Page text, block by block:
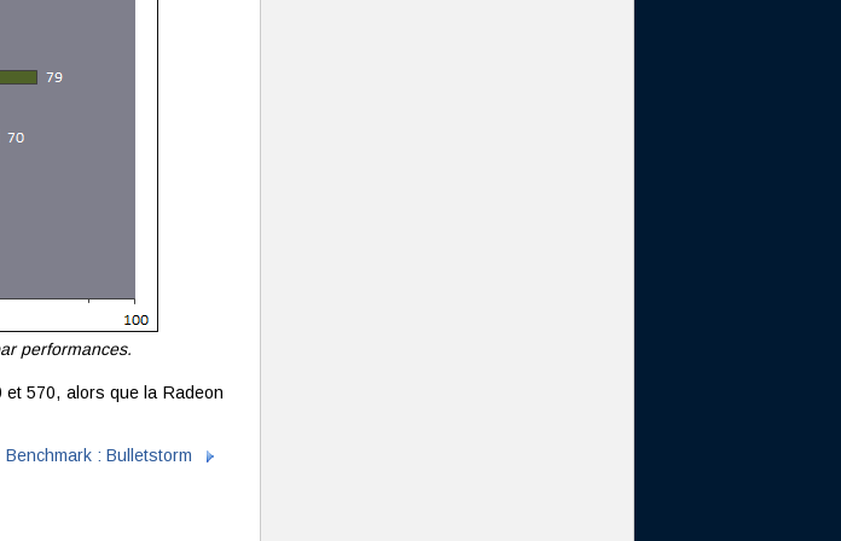
performances.
570, alors que la Radeon
Benchmark : Bulletstorm